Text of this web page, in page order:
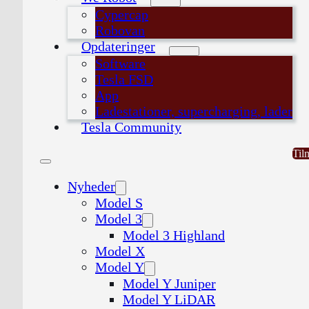
Cypercap
Robovan
Opdateringer
Software
Tesla FSD
App
Ladestationer, supercharging, lader
Tesla Community
Nyheder
Model S
Model 3
Model 3 Highland
Model X
Model Y
Model Y Juniper
Model Y LiDAR